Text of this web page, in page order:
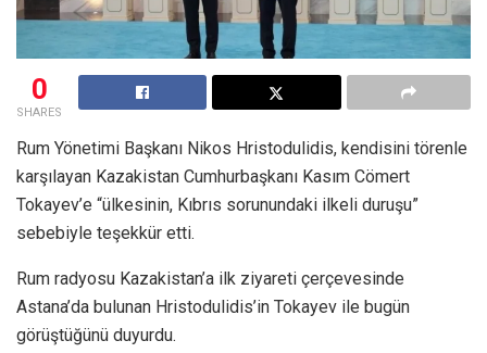
0
SHARES
Rum Yönetimi Başkanı Nikos Hristodulidis, kendisini törenle
karşılayan Kazakistan Cumhurbaşkanı Kasım Cömert
Tokayev’e “ülkesinin, Kıbrıs sorunundaki ilkeli duruşu”
sebebiyle teşekkür etti.
Rum radyosu Kazakistan’a ilk ziyareti çerçevesinde
Astana’da bulunan Hristodulidis’in Tokayev ile bugün
görüştüğünü duyurdu.